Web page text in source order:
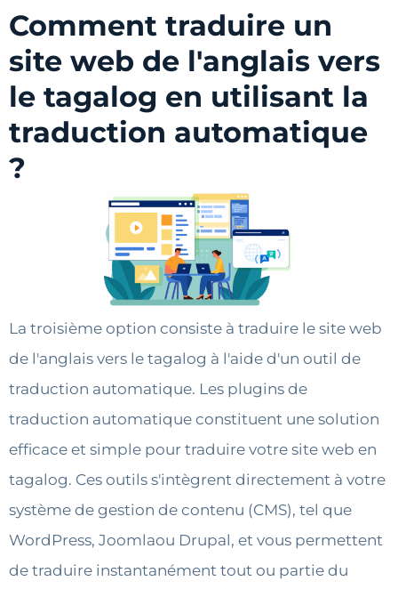
Comment traduire un
site web de l'anglais vers
le tagalog en utilisant la
traduction automatique
?
La troisième option consiste à traduire le site web
de l'anglais vers le tagalog à l'aide d'un outil de
traduction automatique. Les plugins de
traduction automatique constituent une solution
efficace et simple pour traduire votre site web en
tagalog. Ces outils s'intègrent directement à votre
système de gestion de contenu (CMS), tel que
WordPress, Joomlaou Drupal, et vous permettent
de traduire instantanément tout ou partie du